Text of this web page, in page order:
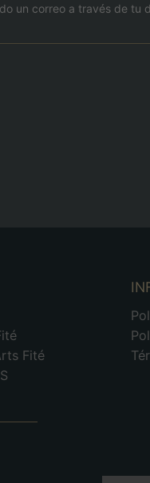
un correo a través de tu
Fité